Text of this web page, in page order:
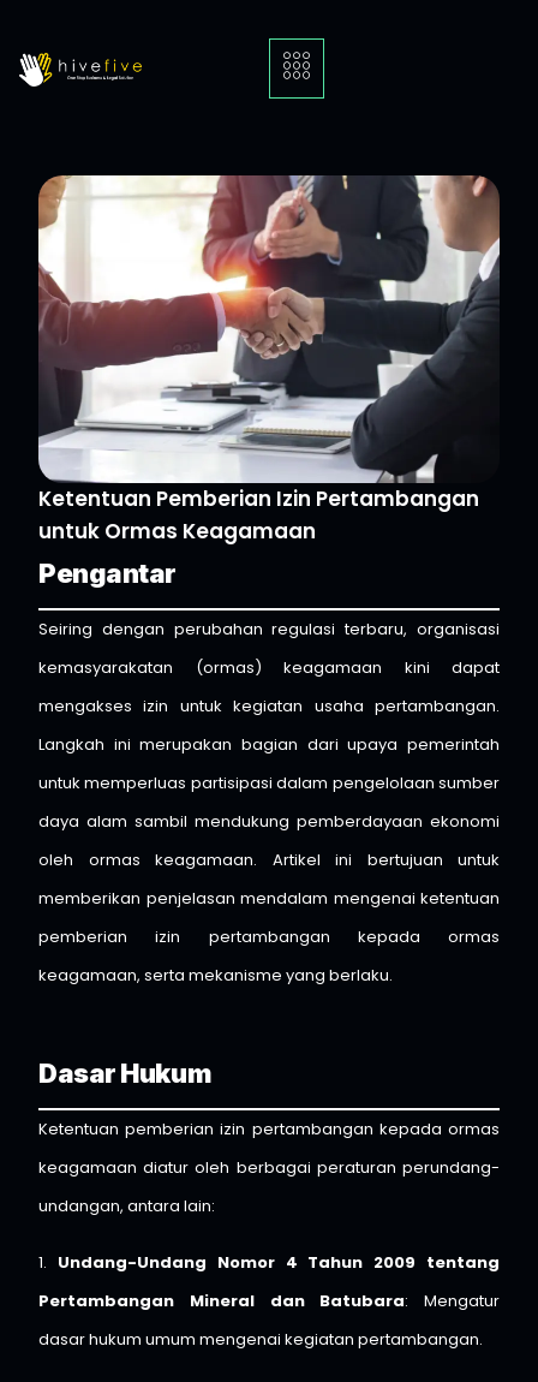
Ketentuan Pemberian Izin Pertambangan
untuk Ormas Keagamaan
Pengantar
Seiring dengan perubahan regulasi terbaru, organisasi
kemasyarakatan (ormas) keagamaan kini dapat
mengakses izin untuk kegiatan usaha pertambangan.
Langkah ini merupakan bagian dari upaya pemerintah
untuk memperluas partisipasi dalam pengelolaan sumber
daya alam sambil mendukung pemberdayaan ekonomi
oleh ormas keagamaan. Artikel ini bertujuan untuk
memberikan penjelasan mendalam mengenai ketentuan
pemberian izin pertambangan kepada ormas
keagamaan, serta mekanisme yang berlaku.
Dasar Hukum
Ketentuan pemberian izin pertambangan kepada ormas
keagamaan diatur oleh berbagai peraturan perundang-
undangan, antara lain:
1. Undang-Undang Nomor 4 Tahun 2009 tentang
Pertambangan Mineral dan Batubara: Mengatur
dasar hukum umum mengenai kegiatan pertambangan.